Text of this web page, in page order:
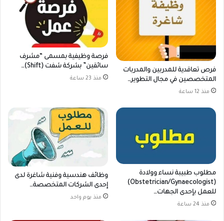
فرص تعاقدية للمدربين والمدربات
المتخصصين في مجال التطوير…
منذ 12 ساعة
فرصة وظيفية بمسمى “مشرف
سائقين” بشركة شفت (Shift)…
منذ 23 ساعة
مطلوب طبيبة نساء وولادة
(Obstetrician/Gynaecologist)
للعمل بإحدى الجهات…
منذ 24 ساعة
وظائف هندسية وفنية شاغرة لدى
إحدى الشركات المتخصصة…
منذ يوم واحد